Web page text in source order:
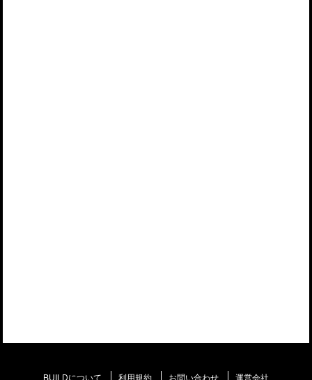
BUILDについて 利用規約 お問い合わせ 運営会社